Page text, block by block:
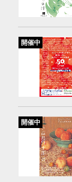
開催中
開催中